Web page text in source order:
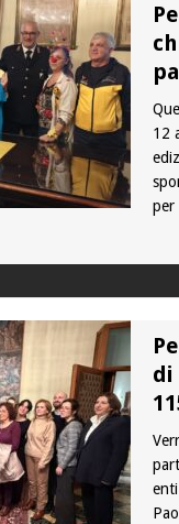
12
per
di